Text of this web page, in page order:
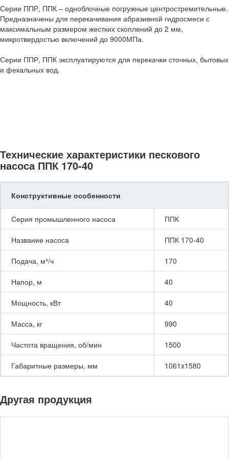
Серии ППР, ППК – одноблочные погружные центростремительные.
Предназначены для перекачивания абразивной гидросмеси с
максимальным размером жестких скоплений до 2 мм,
микротвердостью включений до 9000МПа.
Серии ППР, ППК эксплуатируются для перекачки сточных, бытовых
и фекальных вод.
Технические характеристики пескового
насоса ППК 170-40
Конструктивные особенности
Серия промышленного насоса ППК
Название насоса ППК 170-40
Подача, м³/ч 170
Напор, м 40
Мощность, кВт 40
Масса, кг 990
Частота вращения, об/мин 1500
Габаритные размеры, мм 1061x1580
Другая продукция